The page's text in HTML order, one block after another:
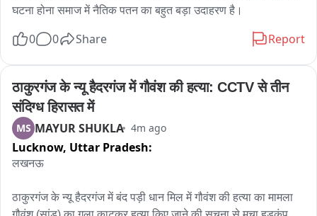
घटना होना समाज में नैतिक पतन का बहुत बड़ा उदाहरण है।
0 0 Share Report
ठाकुरगंज के न्यू हैदरगंज में गौवंश की हत्या: CCTV से तीन
संदिग्ध हिरासत में
MS MAYUR SHUKLA 4m ago
Lucknow, Uttar Pradesh:
लखनऊ
ठाकुरगंज के न्यू हैदरगंज में बंद पड़ी धान मिल में गौवंश की हत्या का मामला